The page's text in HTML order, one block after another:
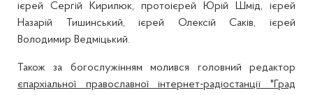
ієрей Сергій Кирилюк, протоієрей Юрій Шмід, ієрей
Назарій Тишинський, ієрей Олексій Саків, ієрей
Володимир Ведміцький.
Також за богослужінням молився головний редактор
єпархіальної православної інтернет-радіостанції "Град